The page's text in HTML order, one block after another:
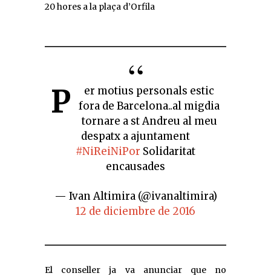
20 hores a la plaça d’Orfila
P
er motius personals estic
fora de Barcelona..al migdia
tornare a st Andreu al meu
despatx a ajuntament
#NiReiNiPor Solidaritat
encausades
— Ivan Altimira (@ivanaltimira)
12 de diciembre de 2016
El conseller ja va anunciar que no